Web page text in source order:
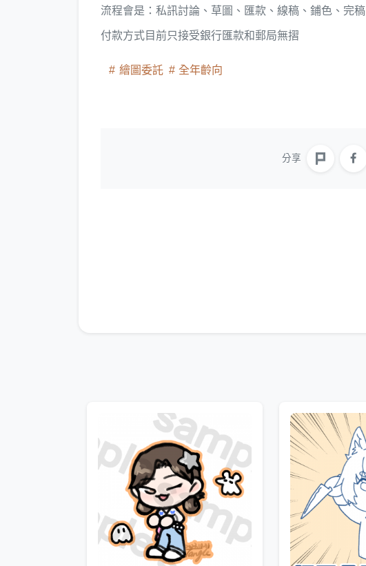
流程會是：私訊討論、草圖、匯款、線稿、鋪色、完稿
付款方式目前只接受銀行匯款和郵局無摺
繪圖委託 全年齡向
分享